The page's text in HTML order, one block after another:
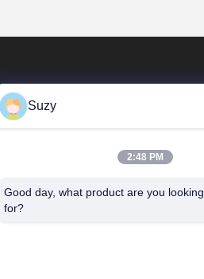
Быстрые Связи
Suzy
2:48 PM
Good day, what product are you looking
for?